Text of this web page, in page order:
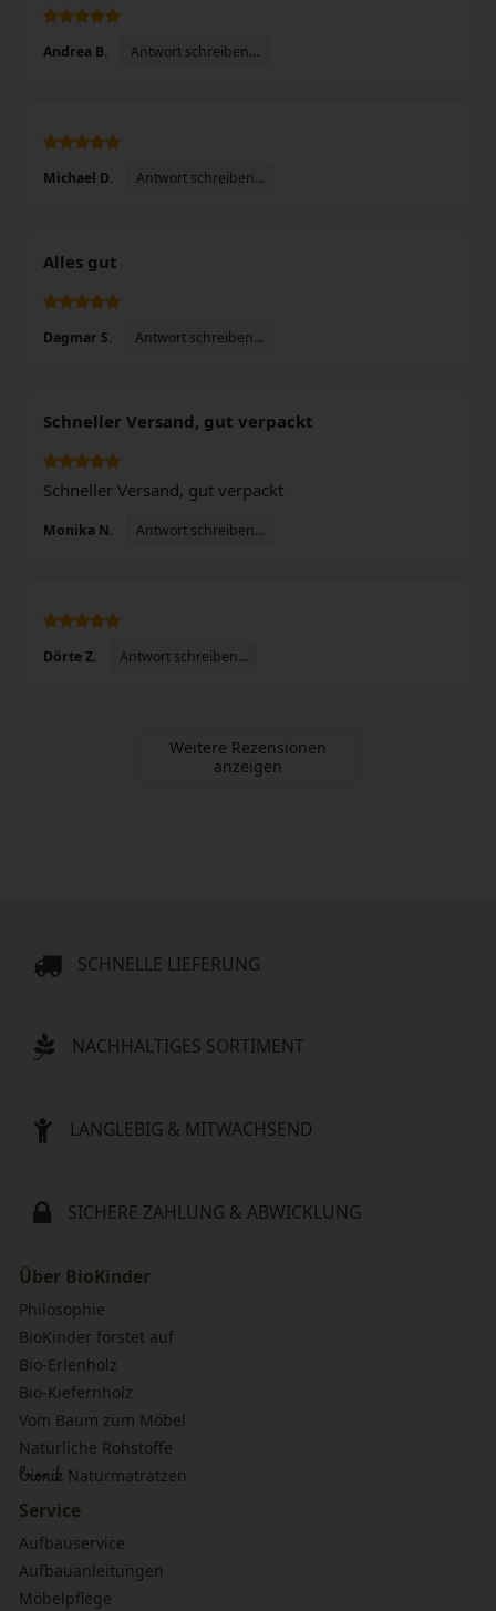
Andrea B. Antwort schreiben...
Michael D. Antwort schreiben...
Alles gut
Dagmar S. Antwort schreiben...
Schneller Versand, gut verpackt
Schneller Versand, gut verpackt
Monika N. Antwort schreiben...
Dörte Z. Antwort schreiben...
Weitere Rezensionen
anzeigen
SCHNELLE LIEFERUNG
NACHHALTIGES SORTIMENT
LANGLEBIG & MITWACHSEND
SICHERE ZAHLUNG & ABWICKLUNG
Über BioKinder
Philosophie
BioKinder forstet auf
Bio-Erlenholz
Bio-Kiefernholz
Vom Baum zum Möbel
Natürliche Rohstoffe
bionik Naturmatratzen
Service
Aufbauservice
Aufbauanleitungen
Möbelpflege